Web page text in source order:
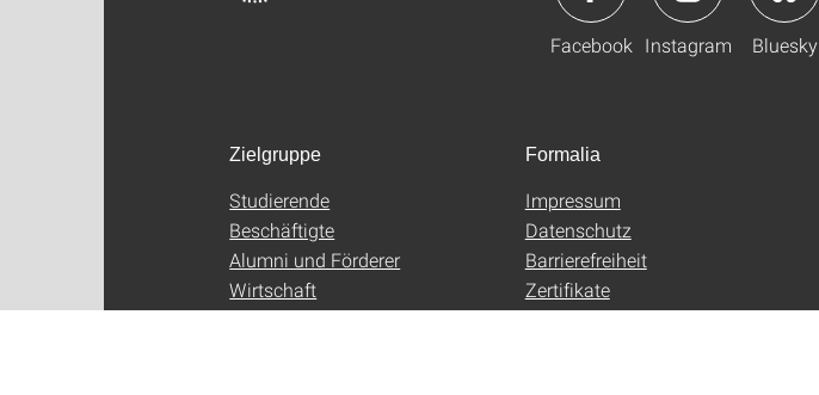
Facebook Instagram Bluesky
Zielgruppe
Studierende
Beschäftigte
Alumni und Förderer
Wirtschaft
Formalia
Impressum
Datenschutz
Barrierefreiheit
Zertifikate